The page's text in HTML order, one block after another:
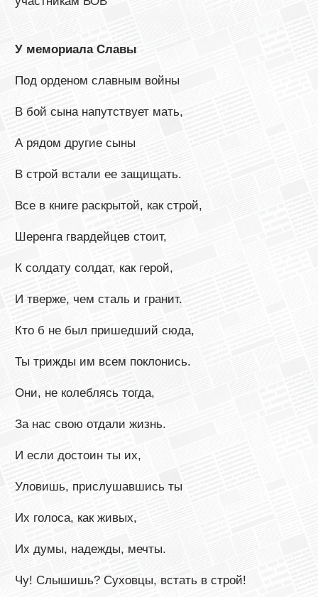
У мемориала Славы
Под орденом славным войны
В бой сына напутствует мать,
А рядом другие сыны
В строй встали ее защищать.
Все в книге раскрытой, как строй,
Шеренга гвардейцев стоит,
К солдату солдат, как герой,
И тверже, чем сталь и гранит.
Кто б не был пришедший сюда,
Ты трижды им всем поклонись.
Они, не колеблясь тогда,
За нас свою отдали жизнь.
И если достоин ты их,
Уловишь, прислушавшись ты
Их голоса, как живых,
Их думы, надежды, мечты.
Чу! Слышишь? Суховцы, встать в строй!